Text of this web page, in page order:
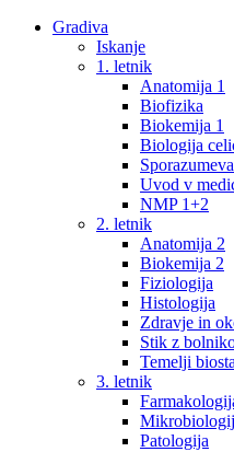
Gradiva
Iskanje
1. letnik
Anatomija 1
Biofizika
Biokemija 1
Biologija
Uvod v
NMP 1+2
2. letnik
Anatomija 2
Biokemija 2
Fiziologija
Histologija
Zdravje in
Stik z
Temelji
3. letnik
Patologija